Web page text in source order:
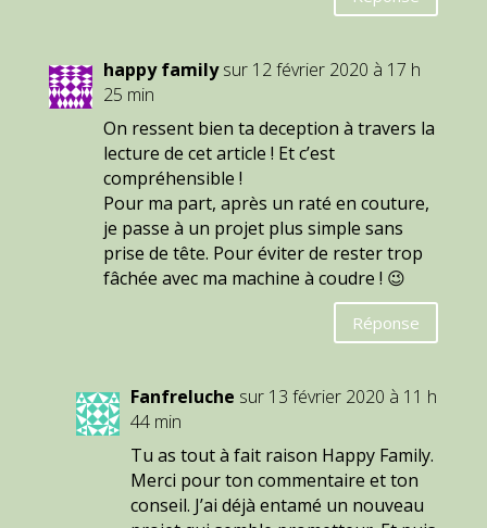
happy family sur 12 février 2020 à 17 h
25 min
On ressent bien ta deception à travers la
lecture de cet article ! Et c’est
compréhensible !
Pour ma part, après un raté en couture,
je passe à un projet plus simple sans
prise de tête. Pour éviter de rester trop
fâchée avec ma machine à coudre ! 😉
Réponse
Fanfreluche sur 13 février 2020 à 11 h
44 min
Tu as tout à fait raison Happy Family.
Merci pour ton commentaire et ton
conseil. J’ai déjà entamé un nouveau